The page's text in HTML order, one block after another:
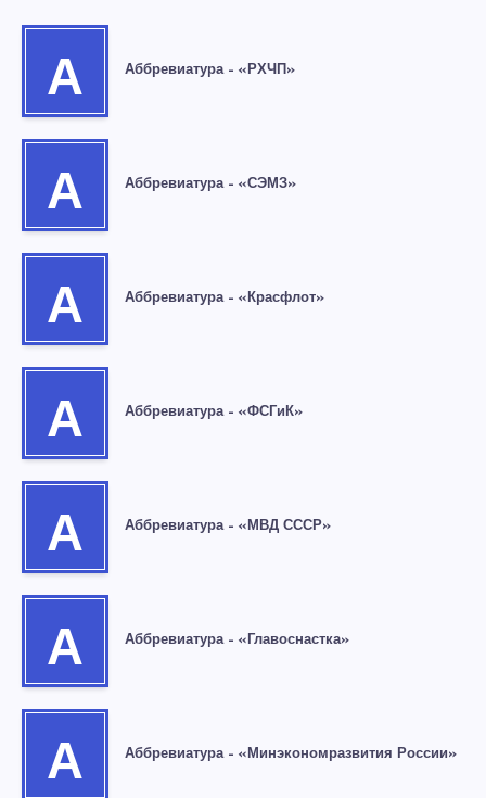
А Аббревиатура – «РХЧП»
А Аббревиатура – «СЭМЗ»
А Аббревиатура – «Красфлот»
А Аббревиатура – «ФСГиК»
А Аббревиатура – «МВД СССР»
А Аббревиатура – «Главоснастка»
А Аббревиатура – «Минэкономразвития России»